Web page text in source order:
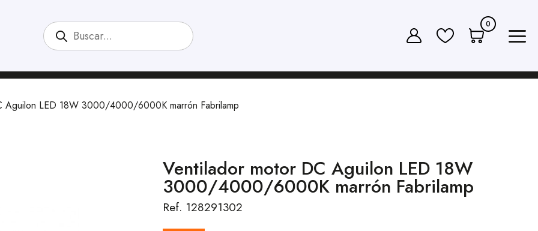
0
Aguilon LED 18W 3000/4000/6000K marrón Fabrilamp
Ventilador motor DC Aguilon LED 18W
3000/4000/6000K marrón Fabrilamp
Ref. 128291302